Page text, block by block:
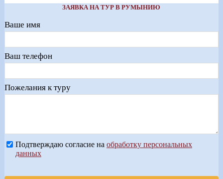
ЗАЯВКА НА ТУР В РУМЫНИЮ
Ваше имя
Ваш телефон
Пожелания к туру
Подтверждаю согласие на обработку персональных
данных